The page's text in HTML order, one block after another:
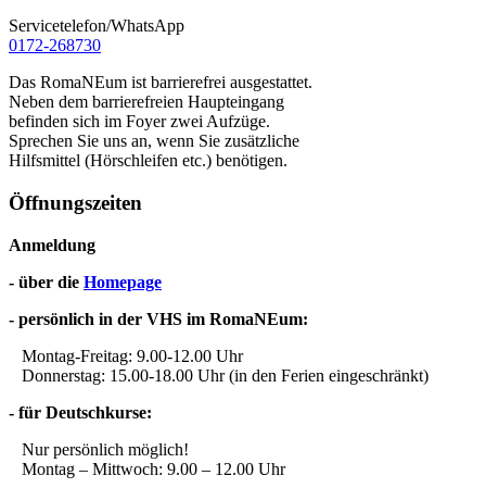
Servicetelefon/WhatsApp
0172-268730
Das RomaNEum ist barrierefrei ausgestattet.
Neben dem barrierefreien Haupteingang
befinden sich im Foyer zwei Aufzüge.
Sprechen Sie uns an, wenn Sie zusätzliche
Hilfsmittel (Hörschleifen etc.) benötigen.
Öffnungszeiten
Anmeldung
- über die Homepage
- persönlich in der VHS im RomaNEum:
Montag-Freitag: 9.00-12.00 Uhr
Donnerstag: 15.00-18.00 Uhr (in den Ferien eingeschränkt)
- für Deutschkurse:
Nur persönlich möglich!
Montag – Mittwoch: 9.00 – 12.00 Uhr